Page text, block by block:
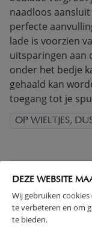
DEZE WEBSITE
Wij gebruiken
te verbeteren en om
te bieden.
naadloos aansluit
perfecte
lade is voorzien
uitsparingen aan
onder het bedje
gehaald kan
toegang tot je
OP WIELTJES,
PLUS- EN